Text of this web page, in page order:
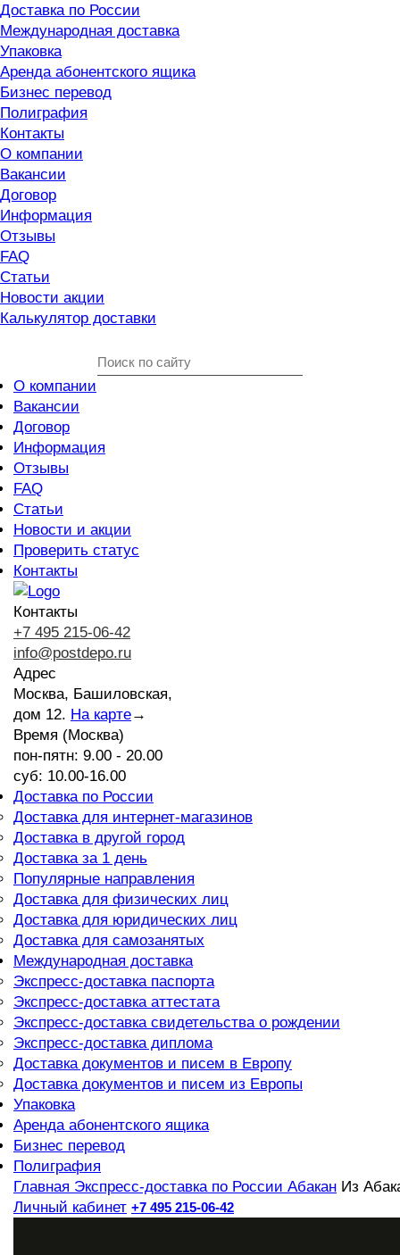
Доставка по России
Международная доставка
Упаковка
Аренда абонентского ящика
Бизнес перевод
Полиграфия
Контакты
О компании
Вакансии
Договор
Информация
Отзывы
FAQ
Статьи
Новости акции
Калькулятор доставки
О компании
Вакансии
Договор
Информация
Отзывы
FAQ
Статьи
Новости и акции
Проверить статус
Контакты
Контакты
+7 495 215-06-42
info@postdepo.ru
Адрес
Москва, Башиловская,
дом 12. На карте→
Время (Москва)
пон-пятн: 9.00 - 20.00
суб: 10.00-16.00
Доставка по России
Доставка для интернет-магазинов
Доставка в другой город
Доставка за 1 день
Популярные направления
Доставка для физических лиц
Доставка для юридических лиц
Доставка для самозанятых
Международная доставка
Экспресс-доставка паспорта
Экспресс-доставка аттестата
Экспресс-доставка свидетельства о рождении
Экспресс-доставка диплома
Доставка документов и писем в Европу
Доставка документов и писем из Европы
Упаковка
Аренда абонентского ящика
Бизнес перевод
Полиграфия
Главная Экспресс-доставка по России Абакан Из
Личный кабинет +7 495 215-06-42